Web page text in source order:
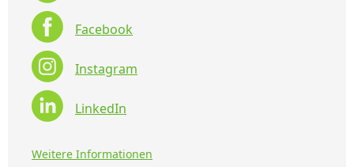
Facebook
Instagram
LinkedIn
Weitere Informationen